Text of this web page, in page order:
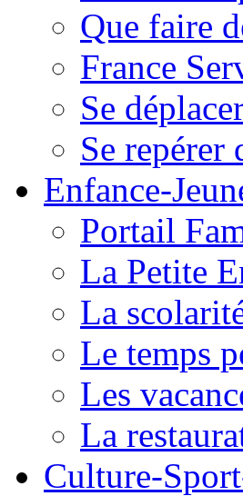
Que faire
France
Se
Se repérer
Enfance-
Portail
La Petite
La
Le temps
Les
La
Culture-